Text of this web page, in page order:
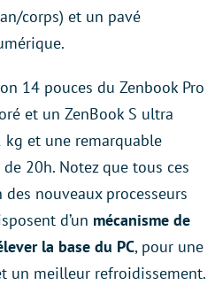
corps) et un pavé
14 pouces du Zenbook Pro
et un ZenBook S ultra
et une remarquable
20h. Notez que tous ces
nouveaux processeurs
d’un mécanisme de
la base du PC, pour une
un meilleur refroidissement.